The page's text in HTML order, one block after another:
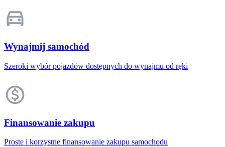
Wynajmij samochód
Szeroki wybór pojazdów dostępnych do wynajmu od ręki
Finansowanie zakupu
Proste i korzystne finansowanie zakupu samochodu